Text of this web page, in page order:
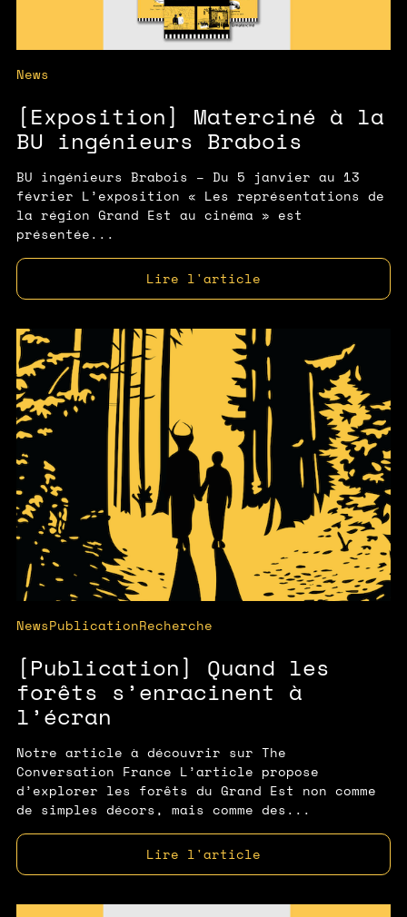
News
[Exposition] Materciné à la
BU ingénieurs Brabois
BU ingénieurs Brabois – Du 5 janvier au 13
février L’exposition « Les représentations de
la région Grand Est au cinéma » est
présentée...
Lire l'article
NewsPublicationRecherche
[Publication] Quand les
forêts s’enracinent à
l’écran
Notre article à découvrir sur The
Conversation France L’article propose
d’explorer les forêts du Grand Est non comme
de simples décors, mais comme des...
Lire l'article